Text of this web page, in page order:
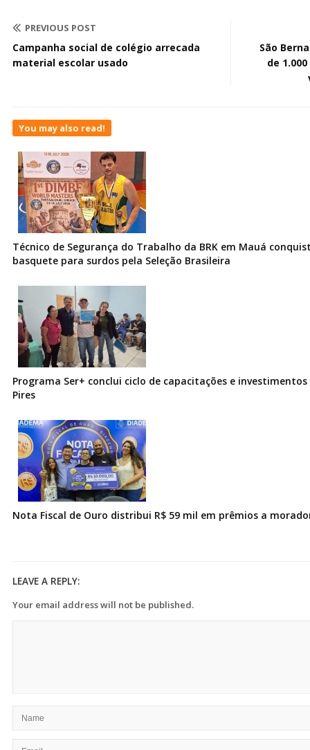
PREVIOUS POST
Campanha social de colégio arrecada
material escolar usado
São
de
You may also read!
Técnico de Segurança do Trabalho da BRK em Mauá
basquete para surdos pela Seleção Brasileira
Programa Ser+ conclui ciclo de capacitações e
Pires
Nota Fiscal de Ouro distribui R$ 59 mil em prêmios a
LEAVE A REPLY:
Your email address will not be published.